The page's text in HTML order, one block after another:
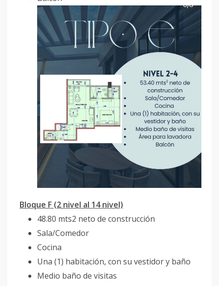
Bloque F (2 nivel al 14 nivel)
48.80 mts2 neto de construcción
Sala/Comedor
Cocina
Una (1) habitación, con su vestidor y baño
Medio baño de visitas